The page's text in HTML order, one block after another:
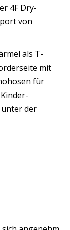
4F Dry-
von
als T-
mit
für
der